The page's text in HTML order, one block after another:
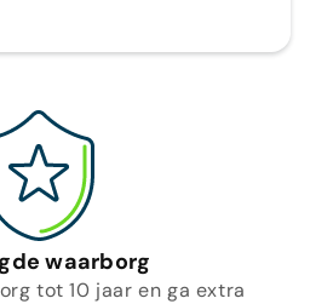
waarborg
tot 10 jaar en ga extra